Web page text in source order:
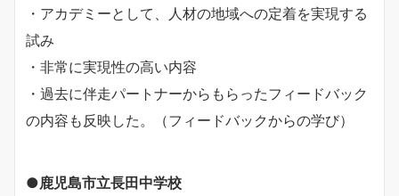
・アカデミーとして、人材の地域への定着を実現する
試み
・非常に実現性の高い内容
・過去に伴走パートナーからもらったフィードバック
の内容も反映した。（フィードバックからの学び）
●鹿児島市立長田中学校